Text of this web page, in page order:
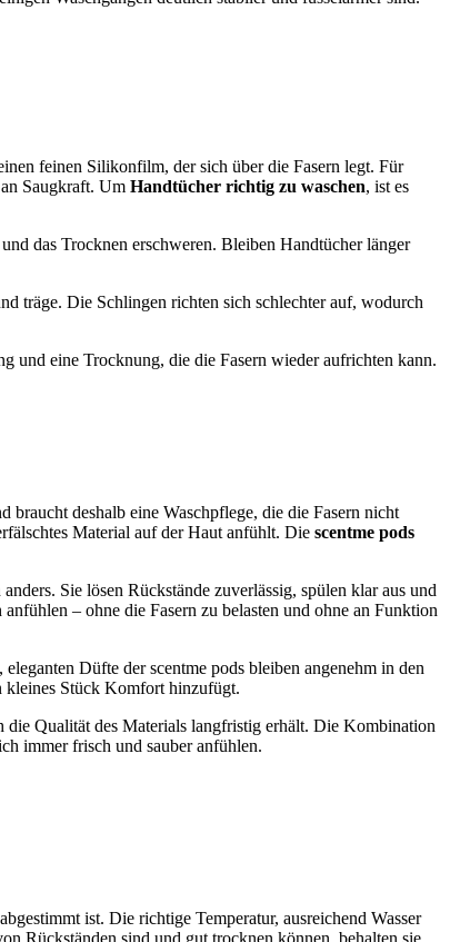
feinen Silikonfilm, der sich über die Fasern legt. Für
Saugkraft. Um Handtücher richtig zu waschen, ist es
das Trocknen erschweren. Bleiben Handtücher länger
träge. Die Schlingen richten sich schlechter auf, wodurch
und eine Trocknung, die die Fasern wieder aufrichten kann.
deshalb eine Waschpflege, die die Fasern nicht
Material auf der Haut anfühlt. Die scentme pods
Sie lösen Rückstände zuverlässig, spülen klar aus und
– ohne die Fasern zu belasten und ohne an Funktion
Düfte der scentme pods bleiben angenehm in den
kleines Stück Komfort hinzufügt.
Qualität des Materials langfristig erhält. Die Kombination
immer frisch und sauber anfühlen.
ist. Die richtige Temperatur, ausreichend Wasser
Rückständen sind und gut trocknen können, behalten sie